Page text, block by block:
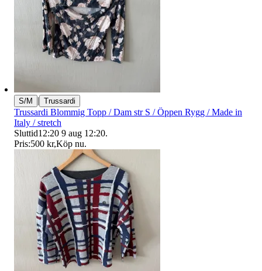
S/M | Trussardi
Trussardi Blommig Topp / Dam str S / Öppen Rygg / Made in
Italy / stretch
Sluttid12:20 9 aug 12:20.
Pris:500 kr,Köp nu.